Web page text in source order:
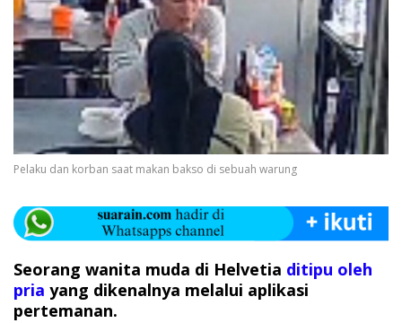
Pelaku dan korban saat makan bakso di sebuah warung
Seorang wanita muda di Helvetia ditipu oleh
pria yang dikenalnya melalui aplikasi
pertemanan.